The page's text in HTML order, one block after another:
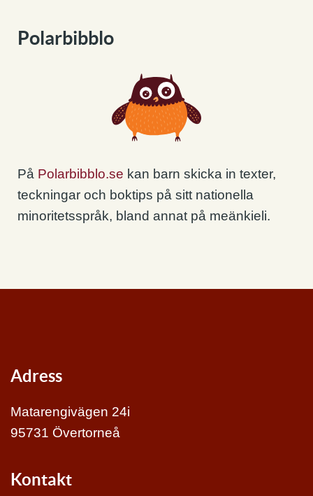
Polarbibblo
På Polarbibblo.se kan barn skicka in texter,
teckningar och boktips på sitt nationella
minoritetsspråk, bland annat på meänkieli.
Adress
Matarengivägen 24i
95731 Övertorneå
Kontakt